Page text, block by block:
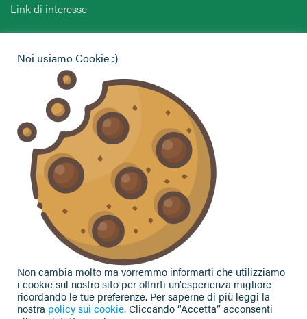
Link di interesse
Vuoi contattarci per ricevere assistenza, lasciare un
commento o chiedere informazioni?
CONTATTACI
Seguici sui social
Noi usiamo Cookie :)
Non cambia molto ma vorremmo informarti che utilizziamo
i cookie sul nostro sito per offrirti un'esperienza migliore
ricordando le tue preferenze. Per saperne di più leggi la
nostra policy sui cookie. Cliccando “Accetta” acconsenti